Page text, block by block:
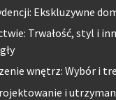
Ekskluzywne
Trwałość, styl i
wnętrz: Wybór i
i